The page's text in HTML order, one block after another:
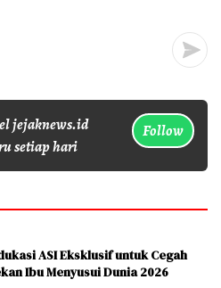
jejaknews.id
setiap hari
Follow
ASI Eksklusif untuk Cegah
Ibu Menyusui Dunia 2026